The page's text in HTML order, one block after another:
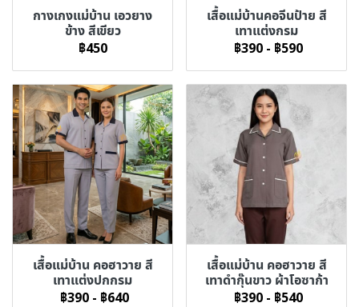
กางเกงแม่บ้าน เอวยาง
ข้าง สีเขียว
฿450
เสื้อแม่บ้านคอจีนป้าย สี
เทาแต่งกรม
฿390 - ฿590
เสื้อแม่บ้าน คอฮาวาย สี
เทาแต่งปกกรม
฿390 - ฿640
เสื้อแม่บ้าน คอฮาวาย สี
เทาดำกุ๊นขาว ผ้าโอซาก้า
฿390 - ฿540